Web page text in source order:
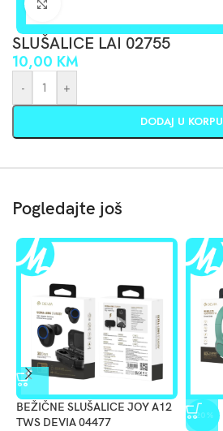
SLUŠALICE LAI 02755
10,00 KM
- +
DODAJ U KORPU
Pogledajte još
BEŽIČNE SLUŠALICE JOY A12
TWS DEVIA 04477
-20%